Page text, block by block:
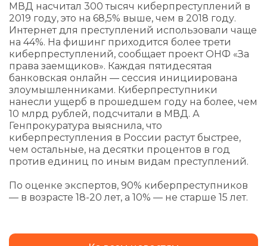
МВД насчитал 300 тысяч киберпреступлений в
2019 году, это на 68,5% выше, чем в 2018 году.
Интернет для преступлений использовали чаще
на 44%. На фишинг приходится более трети
киберпреступлений, сообщает проект ОНФ «За
права заемщиков». Каждая пятидесятая
банковская онлайн — сессия инициирована
злоумышленниками. Киберпреступники
нанесли ущерб в прошедшем году на более, чем
10 млрд рублей, подсчитали в МВД. А
Генпрокуратура выяснила, что
киберпреступления в России растут быстрее,
чем остальные, на десятки процентов в год
против единиц по иным видам преступлений.
По оценке экспертов, 90% киберпреступников
— в возрасте 18-20 лет, а 10% — не старше 15 лет.